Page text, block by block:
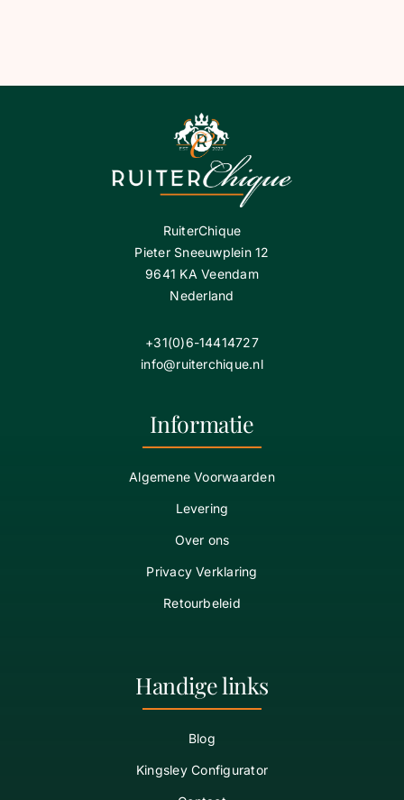
RuiterChique
Pieter Sneeuwplein 12
9641 KA Veendam
Nederland
+31(0)6-14414727
info@ruiterchique.nl
Informatie
Algemene Voorwaarden
Levering
Over ons
Privacy Verklaring
Retourbeleid
Handige links
Blog
Kingsley Configurator